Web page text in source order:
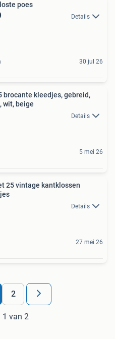
poes
Details
30 jul 26
brocante kleedjes, gebreid,
wit, beige
Details
5 mei 26
25 vintage kantklossen
Details
27 mei 26
2
1 van 2